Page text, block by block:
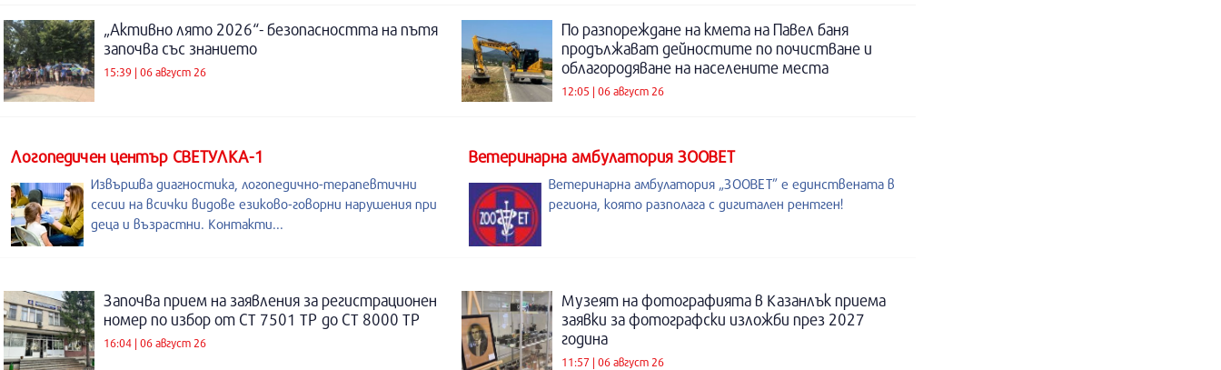
„Активно лято 2026“- безопасността на пътя
започва със знанието
15:39 | 06 август 26
По разпореждане на кмета на Павел баня
продължават дейностите по почистване и
облагородяване на населените места
12:05 | 06 август 26
Логопедичен център СВЕТУЛКА-1
Извършва диагностика, логопедично-терапевтични
сесии на всички видове езиково-говорни нарушения при
деца и възрастни. Контакти...
Ветеринарна амбулатория ЗООВЕТ
Ветеринарна амбулатория „ЗООВЕТ” е единствената в
региона, която разполага с дигитален рентген!
Започва прием на заявления за регистрационен
номер по избор от СТ 7501 ТР до СТ 8000 ТР
16:04 | 06 август 26
Музеят на фотографията в Казанлък приема
заявки за фотографски изложби през 2027
година
11:57 | 06 август 26